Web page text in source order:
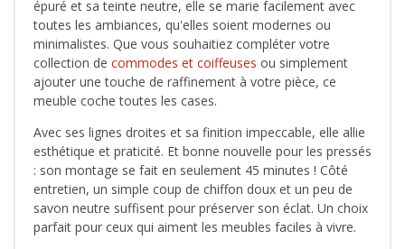
épuré et sa teinte neutre, elle se marie facilement avec
toutes les ambiances, qu'elles soient modernes ou
minimalistes. Que vous souhaitiez compléter votre
collection de commodes et coiffeuses ou simplement
ajouter une touche de raffinement à votre pièce, ce
meuble coche toutes les cases.
Avec ses lignes droites et sa finition impeccable, elle allie
esthétique et praticité. Et bonne nouvelle pour les pressés
: son montage se fait en seulement 45 minutes ! Côté
entretien, un simple coup de chiffon doux et un peu de
savon neutre suffisent pour préserver son éclat. Un choix
parfait pour ceux qui aiment les meubles faciles à vivre.